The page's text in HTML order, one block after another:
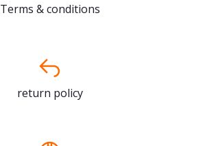
Terms & conditions
return policy